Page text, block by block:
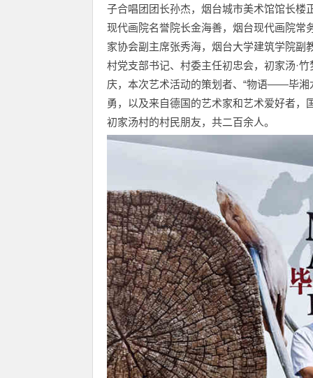
子合唱团团长孙杰，烟台城市美术馆馆长楼
现代画院名誉院长金海善，烟台现代画院常
家协会副主席张秀海，烟台大学建筑学院
村党支部书记、村委主任初忠会，初家汤·
庆，本次艺术活动的策划者、“物语——毕湘
勇，以及来自德国的艺术家和艺术爱好者
初家汤村的村民朋友，共二百余人。